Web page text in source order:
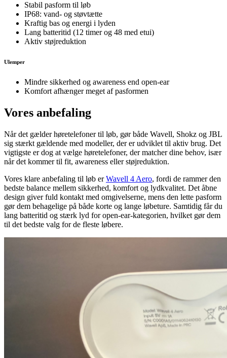
Stabil pasform til løb
IP68: vand- og støvtætte
Kraftig bas og energi i lyden
Lang batteritid (12 timer og 48 med etui)
Aktiv støjreduktion
Ulemper
Mindre sikkerhed og awareness end open-ear
Komfort afhænger meget af pasformen
Vores anbefaling
Når det gælder høretelefoner til løb, gør både Wavell, Shokz og JBL
sig stærkt gældende med modeller, der er udviklet til aktiv brug. Det
vigtigste er dog at vælge høretelefoner, der matcher dine behov, især
når det kommer til fit, awareness eller støjreduktion.
Vores klare anbefaling til løb erWavell 4 Aero, fordi de rammer den
bedste balance mellem sikkerhed, komfort og lydkvalitet. Det åbne
design giver fuld kontakt med omgivelserne, mens den lette pasform
gør dem behagelige på både korte og lange løbeture. Samtidig får du
lang batteritid og stærk lyd for open-ear-kategorien, hvilket gør dem
til det bedste valg for de fleste løbere.